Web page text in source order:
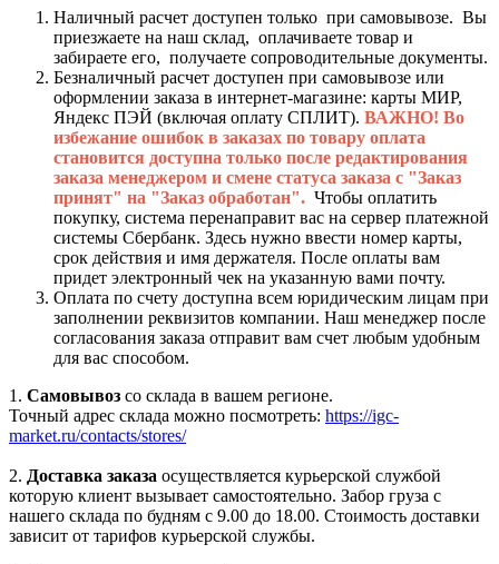
Наличный расчет доступен только при самовывозе. Вы
приезжаете на наш склад, оплачиваете товар и
забираете его, получаете сопроводительные документы.
Безналичный расчет доступен при самовывозе или
оформлении заказа в интернет-магазине: карты МИР,
Яндекс ПЭЙ (включая оплату СПЛИТ). ВАЖНО! Во
избежание ошибок в заказах по товару оплата
становится доступна только после редактирования
заказа менеджером и смене статуса заказа с "Заказ
принят" на "Заказ обработан". Чтобы оплатить
покупку, система перенаправит вас на сервер платежной
системы Сбербанк. Здесь нужно ввести номер карты,
срок действия и имя держателя. После оплаты вам
придет электронный чек на указанную вами почту.
Оплата по счету доступна всем юридическим лицам при
заполнении реквизитов компании. Наш менеджер после
согласования заказа отправит вам счет любым удобным
для вас способом.
1. Самовывоз со склада в вашем регионе.
Точный адрес склада можно посмотреть: https://igc-
market.ru/contacts/stores/
2. Доставка заказа осуществляется курьерской службой
которую клиент вызывает самостоятельно. Забор груза с
нашего склада по будням с 9.00 до 18.00. Стоимость доставки
зависит от тарифов курьерской службы.